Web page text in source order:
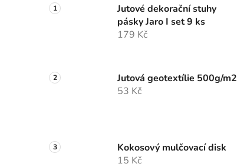
Jutové dekorační stuhy
pásky Jaro I set 9 ks
179 Kč
Jutová geotextílie 500g/m2
53 Kč
Kokosový mulčovací disk
15 Kč